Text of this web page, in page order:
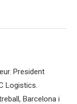
President
Logistics.
Barcelona i